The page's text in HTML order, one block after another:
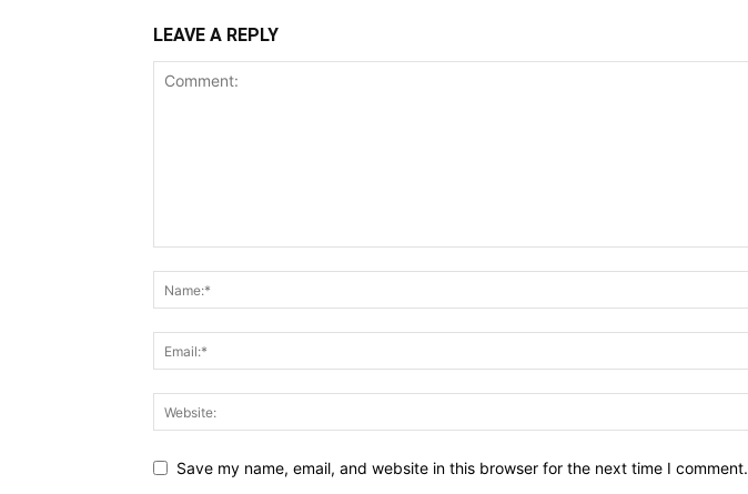
LEAVE A REPLY
Save my name, email, and website in this browser for the next time I comment.